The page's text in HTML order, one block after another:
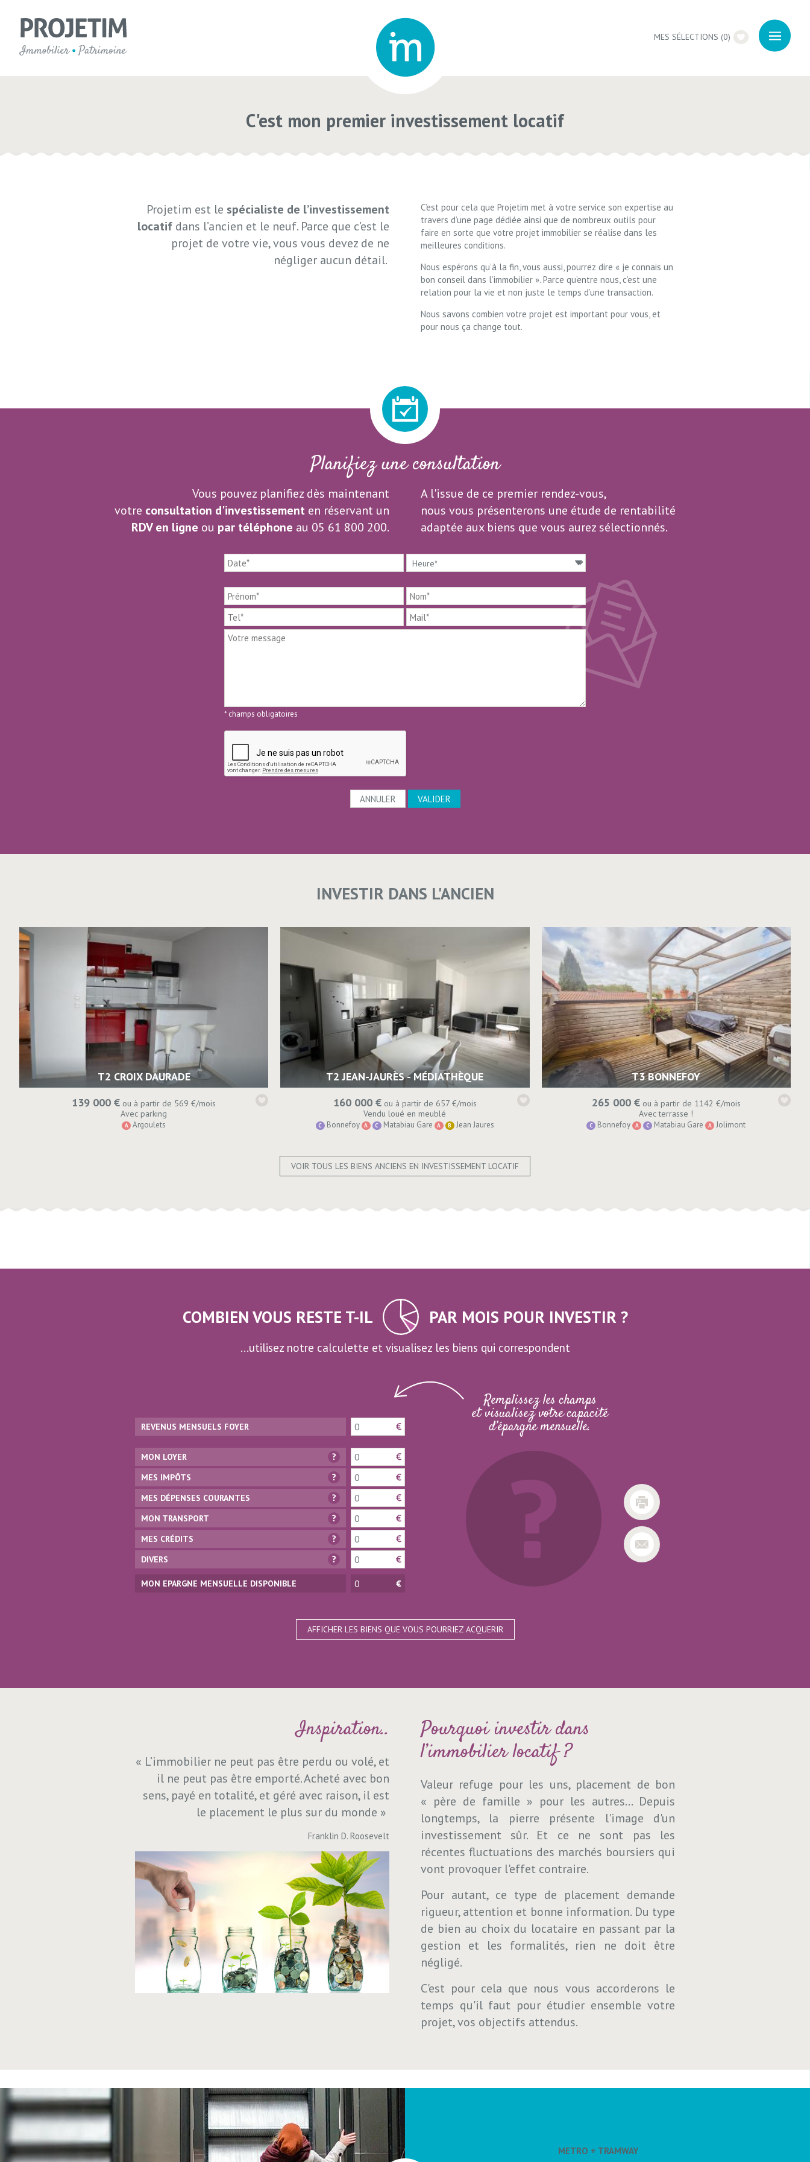
MES SÉLECTIONS (0)
C'est mon premier investissement locatif
Projetim est le spécialiste de l’investissement
locatif dans l’ancien et le neuf. Parce que c’est le
projet de votre vie, vous vous devez de ne
négliger aucun détail.
C’est pour cela que Projetim met à votre service son expertise au
travers d’une page dédiée ainsi que de nombreux outils pour
faire en sorte que votre projet immobilier se réalise dans les
meilleures conditions.
Nous espérons qu’à la fin, vous aussi, pourrez dire « je connais un
bon conseil dans l’immobilier ». Parce qu’entre nous, c’est une
relation pour la vie et non juste le temps d’une transaction.
Nous savons combien votre projet est important pour vous, et
pour nous ça change tout.
Planifiez une consultation
Vous pouvez planifiez dès maintenant
votre consultation d'investissement en réservant un
RDV en ligne ou par téléphone au 05 61 800 200.
A l'issue de ce premier rendez-vous,
nous vous présenterons une étude de rentabilité
adaptée aux biens que vous aurez sélectionnés.
* champs obligatoires
ANNULER
INVESTIR DANS L'ANCIEN
T2 CROIX DAURADE
139 000 € ou à partir de 569 €/mois
Avec parking
A Argoulets
T2 JEAN-JAURÈS - MÉDIATHÈQUE
160 000 €ou à partir de 657 €/mois
Vendu loué en meublé
C Bonnefoy A C Matabiau Gare A B Jean Jaures
T3 BONNEFOY
265 000 €ou à partir de 1142 €/mois
Avec terrasse !
C Bonnefoy A C Matabiau Gare A Jolimont
VOIR TOUS LES BIENS ANCIENS EN INVESTISSEMENT LOCATIF
COMBIEN VOUS RESTE T-IL PAR MOIS POUR INVESTIR ?
...utilisez notre calculette et visualisez les biens qui correspondent
REVENUS MENSUELS FOYER
MON LOYER
MES IMPÔTS
MES DÉPENSES COURANTES
MON TRANSPORT
MES CRÉDITS
DIVERS
MON EPARGNE MENSUELLE DISPONIBLE
Remplissez les champs
et visualisez votre capacité
d’épargne mensuelle.
AFFICHER LES BIENS QUE VOUS POURRIEZ ACQUERIR
Inspiration..
« L’immobilier ne peut pas être perdu ou volé, et
il ne peut pas être emporté. Acheté avec bon
sens, payé en totalité, et géré avec raison, il est
le placement le plus sur du monde »
Franklin D. Roosevelt
Pourquoi investir dans
l’immobilier locatif ?
Valeur refuge pour les uns, placement de bon
« père de famille » pour les autres... Depuis
longtemps, la pierre présente l'image d'un
investissement sûr. Et ce ne sont pas les
récentes fluctuations des marchés boursiers qui
vont provoquer l'effet contraire.
Pour autant, ce type de placement demande
rigueur, attention et bonne information. Du type
de bien au choix du locataire en passant par la
gestion et les formalités, rien ne doit être
négligé.
C'est pour cela que nous vous accorderons le
temps qu'il faut pour étudier ensemble votre
projet, vos objectifs attendus.
VENDRE UN BIEN
METRO + TRAMWAY
VENDRE UN BIEN